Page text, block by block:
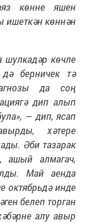
көнне яшен
ишеткән көннән
шулкадәр көчле
берничек тә
да соң
дип алып
— дип, ясап
хәтере
Әби тазарак
ашый алмагач,
Май аенда
октябрьдә инде
белеп торган
алу авыр